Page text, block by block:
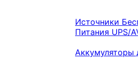
Источники
Питания UPS/
Аккумуляторы